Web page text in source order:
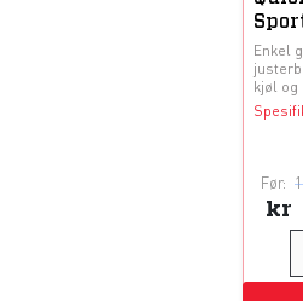
Enkel
kjøl og
Før:
kr